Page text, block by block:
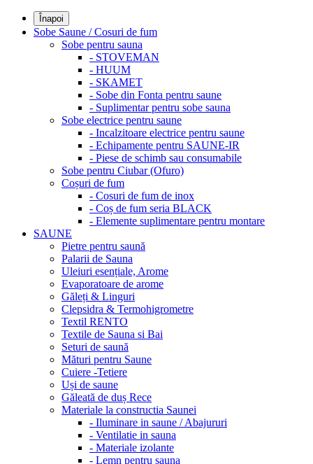
Înapoi
Sobe Saune / Cosuri de fum
Sobe pentru sauna
- STOVEMAN
- HUUM
- SKAMET
- Sobe din Fonta pentru saune
- Suplimentar pentru sobe sauna
Sobe electrice pentru saune
- Incalzitoare electrice pentru saune
- Echipamente pentru SAUNE-IR
- Piese de schimb sau consumabile
Sobe pentru Ciubar (Ofuro)
Coșuri de fum
- Cosuri de fum de inox
- Coș de fum seria BLACK
- Elemente suplimentare pentru montare
SAUNE
Pietre pentru saună
Palarii de Sauna
Uleiuri esențiale, Arome
Evaporatoare de arome
Găleți & Linguri
Clepsidra & Termohigrometre
Textil RENTO
Textile de Sauna si Bai
Seturi de saună
Mături pentru Saune
Cuiere -Tetiere
Uși de saune
Găleată de duș Rece
Materiale la constructia Saunei
- Iluminare in saune / Abajururi
- Ventilatie in sauna
- Materiale izolante
- Lemn pentru sauna